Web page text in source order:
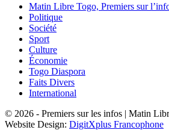
Matin Libre Togo, Premiers sur
Politique
Société
Sport
Culture
Économie
Togo Diaspora
Faits Divers
International
© 2026 - Premiers sur les infos | Matin
Website Design: DigitXplus Francophone